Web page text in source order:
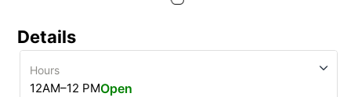
Details
Hours
12AM–12 PMOpen